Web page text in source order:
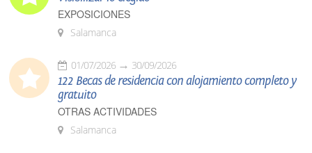
EXPOSICIONES
Salamanca
01/07/2026 30/09/2026
122 Becas de residencia con alojamiento completo y
gratuito
OTRAS ACTIVIDADES
Salamanca